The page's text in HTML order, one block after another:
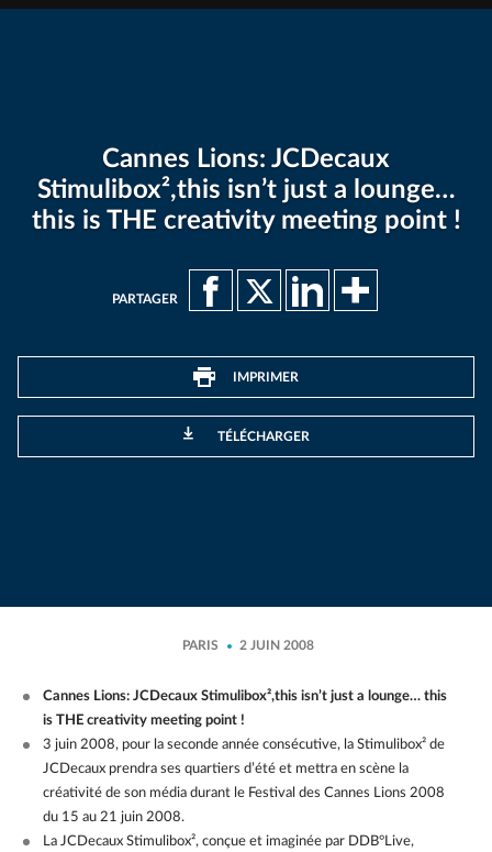
Cannes Lions: JCDecaux
Stimulibox²,this isn’t just a lounge…
this is THE creativity meeting point !
PARTAGER
IMPRIMER
TÉLÉCHARGER
PARIS 2 JUIN 2008
Cannes Lions: JCDecaux Stimulibox²,this isn’t just a lounge… this
is THE creativity meeting point !
3 juin 2008, pour la seconde année consécutive, la Stimulibox² de
JCDecaux prendra ses quartiers d’été et mettra en scène la
créativité de son média durant le Festival des Cannes Lions 2008
du 15 au 21 juin 2008.
La JCDecaux Stimulibox², conçue et imaginée par DDB°Live,